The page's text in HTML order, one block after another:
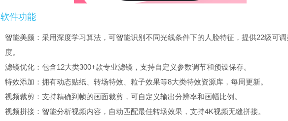
软件功能
智能美颜：采用深度学习算法，可智能识别不同光线条件下的人脸特征，提供22级可
度。
滤镜优化：包含12大类300+款专业滤镜，支持自定义参数调节和预设保存。
特效添加：拥有动态贴纸、转场特效、粒子效果等8大类特效资源库，每周更新。
视频裁剪：支持精确到帧的画面裁剪，可自定义输出分辨率和画幅比例。
视频拼接：智能分析视频内容，自动匹配最佳转场效果，支持4K视频无缝拼接。